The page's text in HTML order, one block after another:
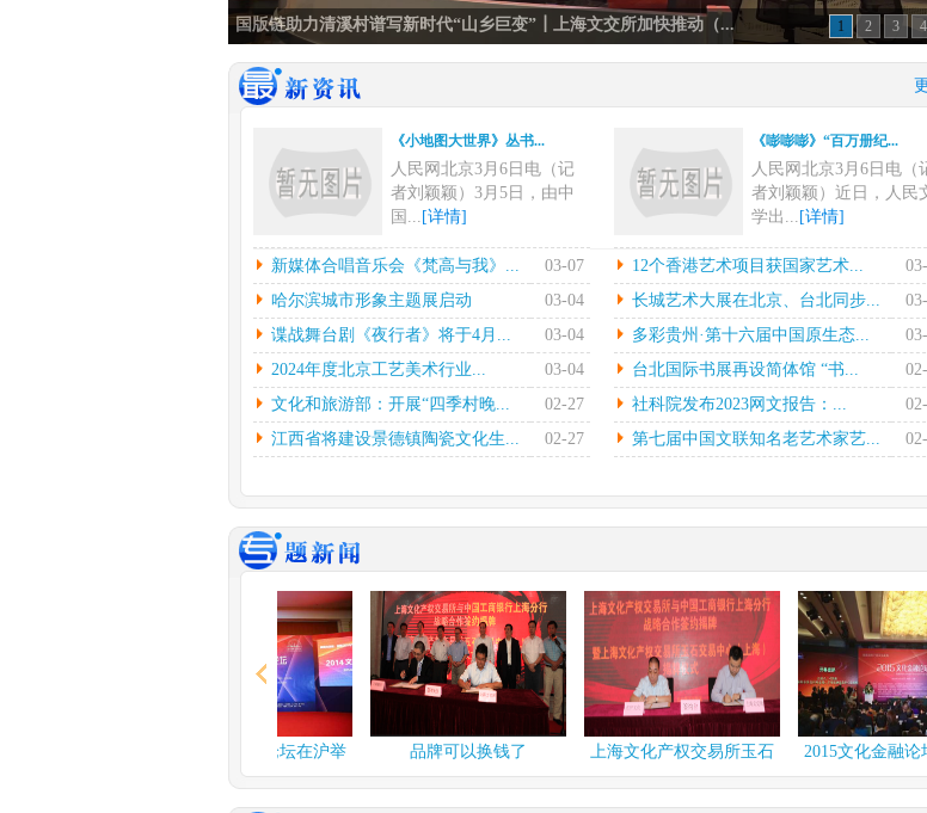
清溪村农文旅融合资源对接活动举行 1 2 3 4
《小地图大世界》丛书...
人民网北京3月6日电（记
者刘颖颖）3月5日，由中
国... [详情]
《嘭嘭嘭》“百万册纪...
人民网北京3月6日电（
者刘颖颖）近日，人民
学出... [详情]
新媒体合唱音乐会《梵...
中新网上海3月6日电在指
挥彼得•迪克斯特拉的率领
下...[详情]
12个香港艺术项目获...
本报香港3月4日电（记者
陈然）国家艺术基金管理
中心...[详情]
哈尔滨城市形象主题展...
光明日报北京2月27日电
（记者鲁元珍、张斐晔）2
7... [详情]
长城艺术大展在北京、...
中新社北京2月28日电(徐雪
莹)黄埔情——两岸“和...
[详情]
由北京反掌娱乐文化有限
中新网伦敦2月29日电(彭
2024年度北京工艺...
中新网北京3月3日电(记者
应妮)从“冰墩墩”到“兔... [详
情]
台北国际书展再设简体...
中新社台北2月26日电第
32届台北国际书展25日...
[详情]
文化和旅游部：开展“...
人民网北京2月26日电（记
社科院发布2023网...
中新网北京2月26日电(记者
新媒体合唱音乐会《梵高与我》... 03-07 12个香港艺术项目获国家艺术...
哈尔滨城市形象主题展启动
03-04 长城艺术大展在北京、台北同步...
谍战舞台剧《夜行者》将于4月...
03-04 多彩贵州·第十六届中国原生态...
2024年度北京工艺美术行业...
03-04 台北国际书展再设简体馆 “书...
文化和旅游部：开展“四季村晚...
02-27 社科院发布2023网文报告：...
江西省将建设景德镇陶瓷文化生...
02-27 第七届中国文联知名老艺术家艺...
2014文化金融论坛在沪举
品牌可以换钱了
上海文化产权交易所玉石
交易中...
2015文化金融论坛在沪
行